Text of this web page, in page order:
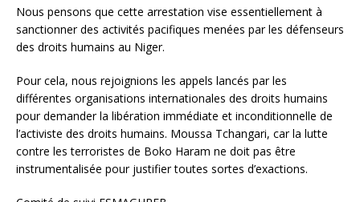
Nous pensons que cette arrestation vise essentiellement à
sanctionner des activités pacifiques menées par les défenseurs
des droits humains au Niger.
Pour cela, nous rejoignions les appels lancés par les
différentes organisations internationales des droits humains
pour demander la libération immédiate et inconditionnelle de
l’activiste des droits humains. Moussa Tchangari, car la lutte
contre les terroristes de Boko Haram ne doit pas être
instrumentalisée pour justifier toutes sortes d’exactions.